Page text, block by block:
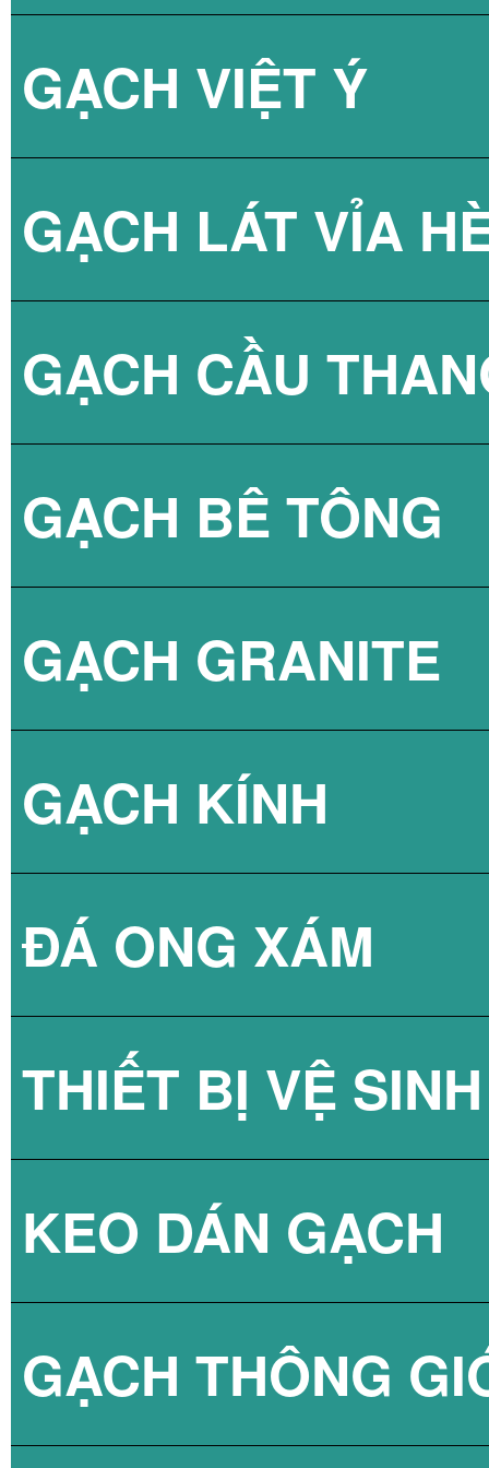
BÌNH NÓNG
GẠCH VIỆT Ý
GẠCH LÁT VỈA
GẠCH BLOCK
GẠCH LÁT VỈA
GẠCH CẦU
GẠCH BÊ TÔNG
GẠCH 3D BÊ
GẠCH GRANITE
GẠCH KÍNH
GẠCH KÍNH
GẠCH KÍNH
GẠCH KÍNH
ĐÁ ONG XÁM
THIẾT BỊ VỆ SINH
SEN TẮM
VÒI CHẬU
KEO DÁN GẠCH
KEO DÁN
GẠCH THÔNG